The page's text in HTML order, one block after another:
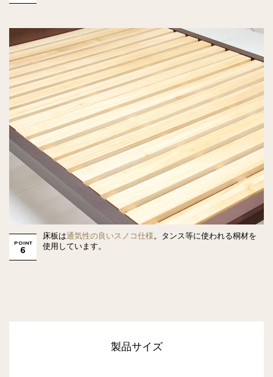
POINT
6
床板は通気性の良いスノコ仕様。タンス等に使われる桐材を
使用しています。
製品サイズ